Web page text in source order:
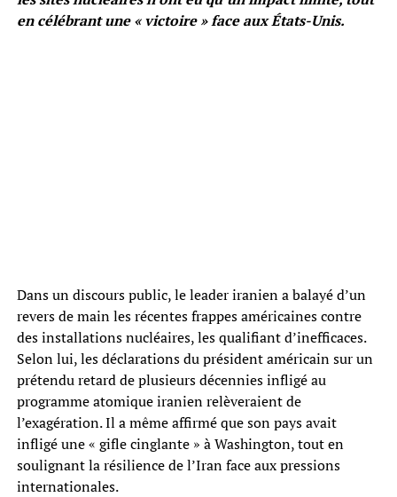
en célébrant une « victoire » face aux États-Unis.
Dans un discours public, le leader iranien a balayé d’un
revers de main les récentes frappes américaines contre
des installations nucléaires, les qualifiant d’inefficaces.
Selon lui, les déclarations du président américain sur un
prétendu retard de plusieurs décennies infligé au
programme atomique iranien relèveraient de
l’exagération. Il a même affirmé que son pays avait
infligé une « gifle cinglante » à Washington, tout en
soulignant la résilience de l’Iran face aux pressions
internationales.